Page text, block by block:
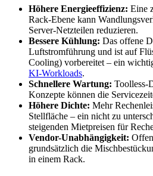
Höhere Energieeffizienz: Eine
Rack-Ebene kann
Server-Netzteilen reduzieren.
Bessere Kühlung: Das offene
Luftstromführung und ist auf
Cooling) vorbereitet – ein
KI-Workloads.
Schnellere Wartung: Toolless-
Konzepte können die
Höhere Dichte: Mehr
Stellfläche – ein nicht zu
steigenden Mietpreisen für
Vendor-Unabhängigkeit:
grundsätzlich die
in einem Rack.